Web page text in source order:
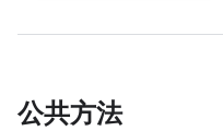
公共方法